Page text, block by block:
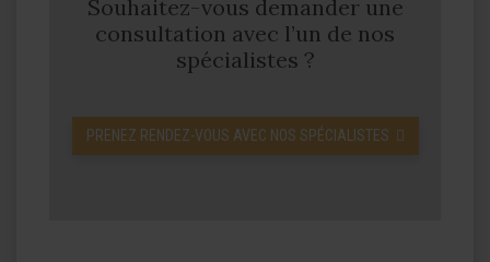
Souhaitez-vous demander une
consultation avec l’un de nos
spécialistes ?
PRENEZ RENDEZ-VOUS AVEC NOS SPÉCIALISTES